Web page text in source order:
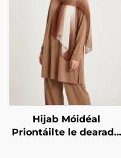
Hijab Móidéal
Priontáilte le dearadh